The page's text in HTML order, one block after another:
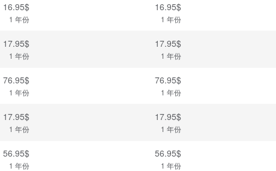
16.95$
1 年份
16.95$
1 年份
17.95$
1 年份
17.95$
1 年份
76.95$
1 年份
76.95$
1 年份
17.95$
1 年份
17.95$
1 年份
56.95$
1 年份
56.95$
1 年份